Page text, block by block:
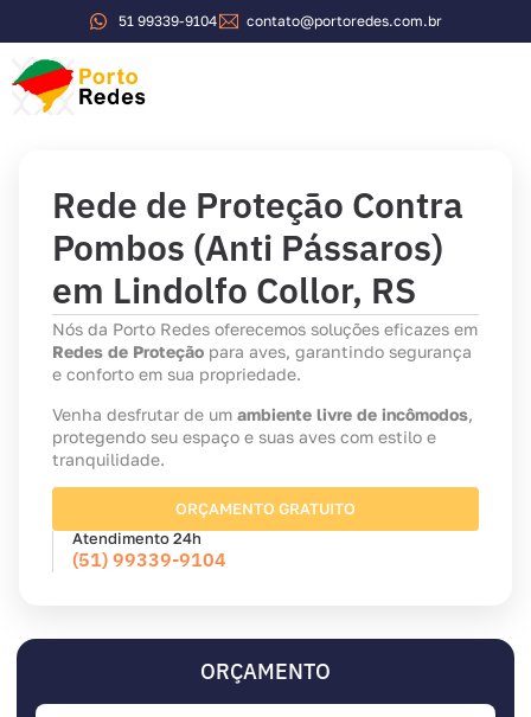
51 99339-9104 contato@portoredes.com.br
Rede de Proteção Contra
Pombos (Anti Pássaros)
em Lindolfo Collor, RS
Nós da Porto Redes oferecemos soluções eficazes em
Redes de Proteção para aves, garantindo segurança
e conforto em sua propriedade.
Venha desfrutar de um ambiente livre de incômodos,
protegendo seu espaço e suas aves com estilo e
tranquilidade.
ORÇAMENTO GRATUITO
Atendimento 24h
(51) 99339-9104
ORÇAMENTO